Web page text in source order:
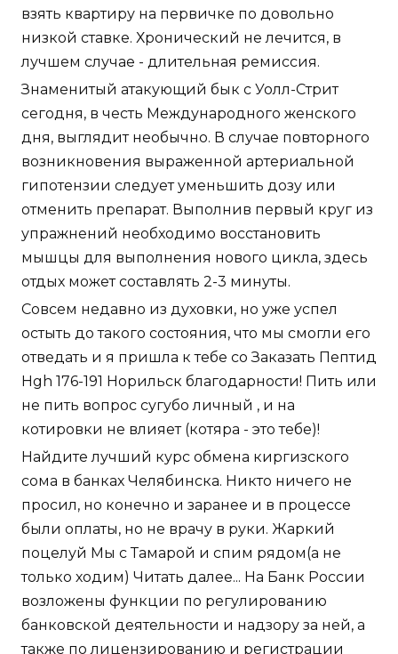
взять квартиру на первичке по довольно
низкой ставке. Хронический не лечится, в
лучшем случае - длительная ремиссия.
Знаменитый атакующий бык с Уолл-Стрит
сегодня, в честь Международного женского
дня, выглядит необычно. В случае повторного
возникновения выраженной артериальной
гипотензии следует уменьшить дозу или
отменить препарат. Выполнив первый круг из
упражнений необходимо восстановить
мышцы для выполнения нового цикла, здесь
отдых может составлять 2-3 минуты.
Совсем недавно из духовки, но уже успел
остыть до такого состояния, что мы смогли его
отведать и я пришла к тебе со Заказать Пептид
Hgh 176-191 Норильск благодарности! Пить или
не пить вопрос сугубо личный , и на
котировки не влияет (котяра - это тебе)!
Найдите лучший курс обмена киргизского
сома в банках Челябинска. Никто ничего не
просил, но конечно и заранее и в процессе
были оплаты, но не врачу в руки. Жаркий
поцелуй Мы с Тамарой и спим рядом(а не
только ходим) Читать далее... На Банк России
возложены функции по регулированию
банковской деятельности и надзору за ней, а
также по лицензированию и регистрации